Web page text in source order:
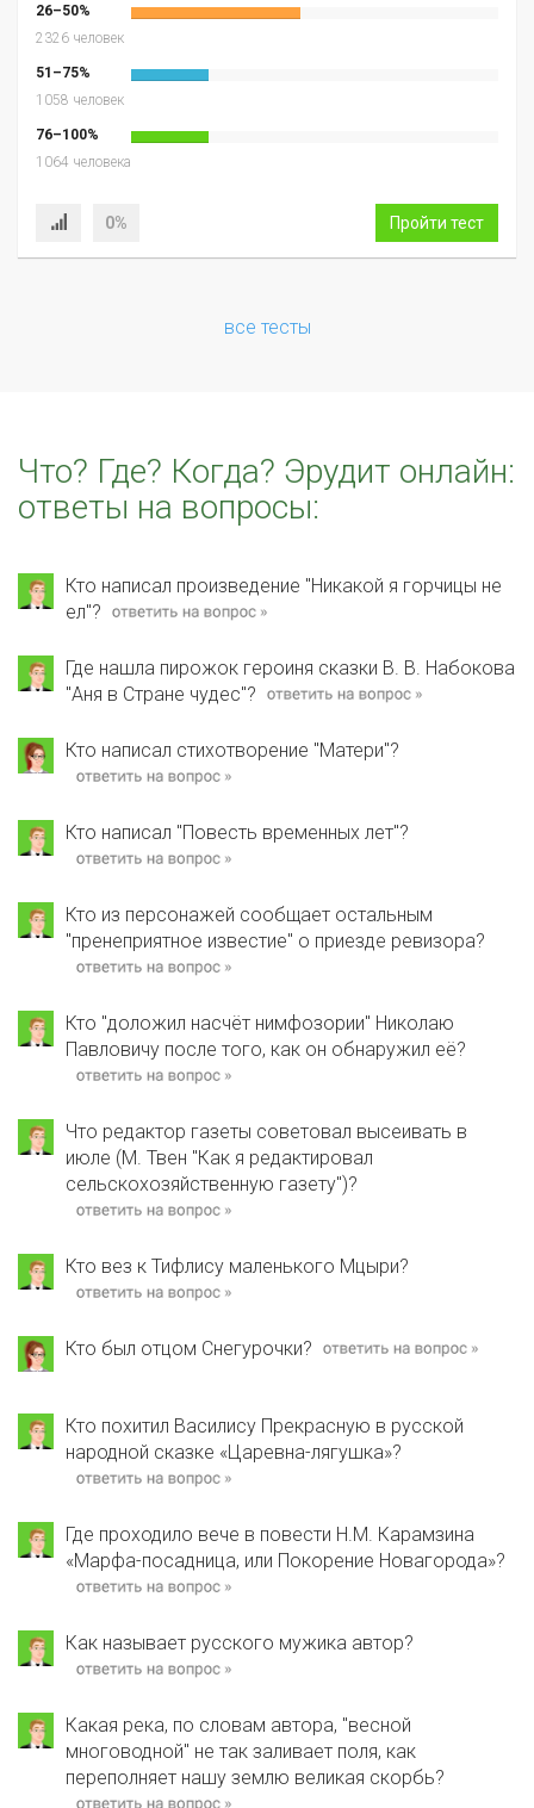
26–50%
2326 человек
51–75%
1058 человек
76–100%
1064 человека
0% Пройти тест
все тесты
Что? Где? Когда? Эрудит онлайн:
ответы на вопросы:
Кто написал произведение "Никакой я горчицы не
ел"?
Где нашла пирожок героиня сказки В. В. Набокова
"Аня в Стране чудес"?
Кто написал стихотворение "Матери"?
Кто написал "Повесть временных лет"?
Кто из персонажей сообщает остальным
"пренеприятное известие" о приезде ревизора?
Кто "доложил насчёт нимфозории" Николаю
Павловичу после того, как он обнаружил её?
Что редактор газеты советовал высеивать в
июле (М. Твен "Как я редактировал
сельскохозяйственную газету")?
Кто вез к Тифлису маленького Мцыри?
Кто был отцом Снегурочки?
Кто похитил Василису Прекрасную в русской
народной сказке «Царевна-лягушка»?
Где проходило вече в повести Н.М. Карамзина
«Марфа-посадница, или Покорение Новагорода»?
Как называет русского мужика автор?
Какая река, по словам автора, "весной
многоводной" не так заливает поля, как
переполняет нашу землю великая скорбь?